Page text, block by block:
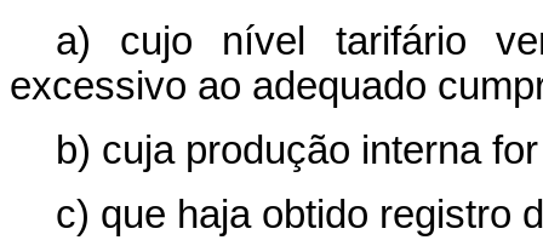
a) cujo nível tarifário
excessivo ao adequado
b) cuja produção interna
c) que haja obtido registro